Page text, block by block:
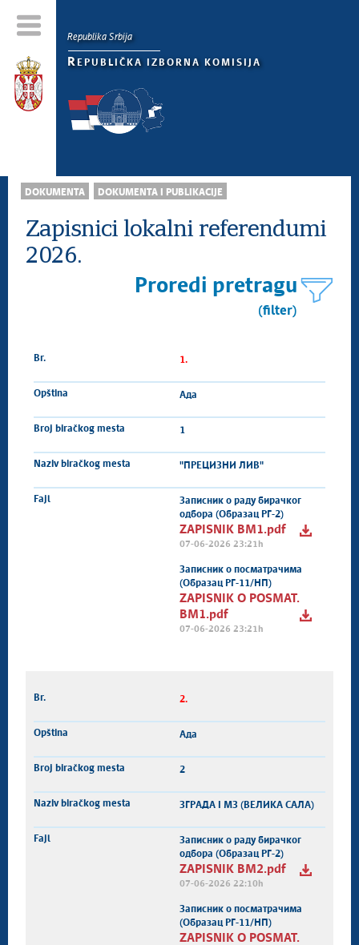
Republika Srbija
R EPUBLIČKA IZBORNA KOMISIJA
DOKUMENTA DOKUMENTA I PUBLIKACIJE
Zapisnici lokalni referendumi
2026.
Proredi pretragu
(filter)
1.
Ада
1
"ПРЕЦИЗНИ ЛИВ"
Записник о раду бирачког
одбора (Образац РГ-2)
ZAPISNIK BM1.pdf
07-06-2026 23:21h
Записник о посматрачима
(Образац РГ-11/НП)
ZAPISNIK O POSMAT.
BM1.pdf
07-06-2026 23:21h
2.
Ада
2
ЗГРАДА I МЗ (ВЕЛИКА САЛА)
Записник о раду бирачког
одбора (Образац РГ-2)
ZAPISNIK BM2.pdf
07-06-2026 22:10h
Записник о посматрачима
(Образац РГ-11/НП)
ZAPISNIK O POSMAT.